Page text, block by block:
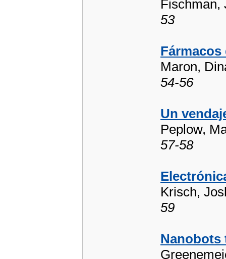
Fischman,
53
Maron,
54-56
Un
Peplow,
57-58
Krisch,
59
Nanobots